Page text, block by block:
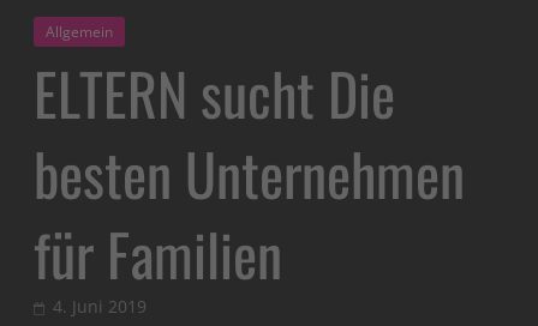
Allgemein
ELTERN sucht Die
besten Unternehmen
für Familien
4. Juni 2019